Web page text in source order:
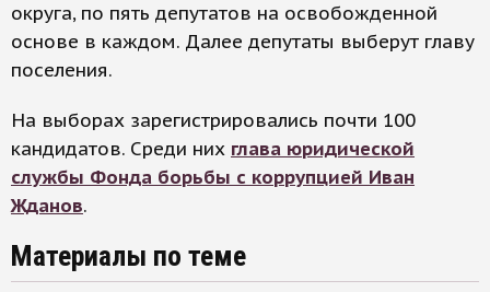
округа, по пять депутатов на освобожденной
основе в каждом. Далее депутаты выберут главу
поселения.
На выборах зарегистрировались почти 100
кандидатов. Среди них глава юридической
службы Фонда борьбы с коррупцией Иван
Жданов.
Материалы по теме